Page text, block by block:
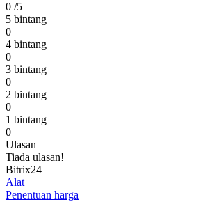
0 /5
5 bintang
0
4 bintang
0
3 bintang
0
2 bintang
0
1 bintang
0
Ulasan
Tiada ulasan!
Bitrix24
Alat
Penentuan harga